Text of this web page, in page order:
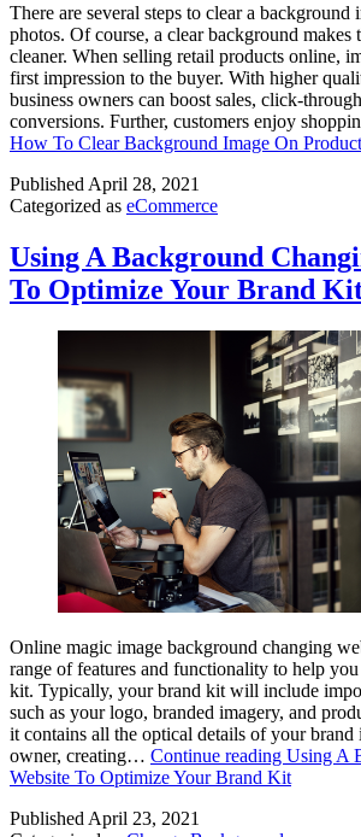
There are several steps to clear a background
photos. Of course, a clear background makes
cleaner. When selling retail products online,
first impression to the buyer. With higher
business owners can boost sales, click-
conversions. Further, customers enjoy
How To Clear Background Image On
Published April 28, 2021
Categorized as eCommerce
Using A Background
To Optimize Your Brand
Online magic image background changing
range of features and functionality to help
kit. Typically, your brand kit will include
such as your logo, branded imagery, and
it contains all the optical details of your brand
owner, creating… Continue reading Using A
Website To Optimize Your Brand Kit
Published April 23, 2021